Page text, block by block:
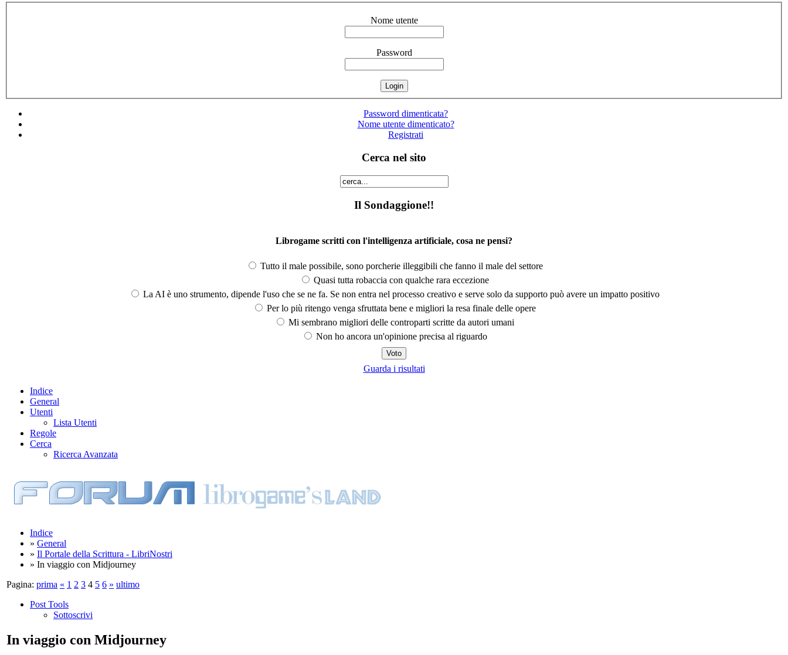
Nome utente
Password
Password dimenticata?
Nome utente dimenticato?
Registrati
Cerca nel sito
Il Sondaggione!!
Librogame scritti con l'intelligenza artificiale, cosa ne pensi?
Tutto il male possibile, sono porcherie illeggibili che fanno il male del settore
Quasi tutta robaccia con qualche rara eccezione
La AI è uno strumento, dipende l'uso che se ne fa. Se non entra nel processo creativo e serve solo da supporto può avere un impatto positivo
Per lo più ritengo venga sfruttata bene e migliori la resa finale delle opere
Mi sembrano migliori delle controparti scritte da autori umani
Non ho ancora un'opinione precisa al riguardo
Guarda i risultati
Indice
General
Utenti
Lista Utenti
Regole
Cerca
Ricerca Avanzata
Indice
» General
» Il Portale della Scrittura - LibriNostri
» In viaggio con Midjourney
Pagina: prima « 1 2 3 4 5 6 » ultimo
Post Tools
Sottoscrivi
In viaggio con Midjourney